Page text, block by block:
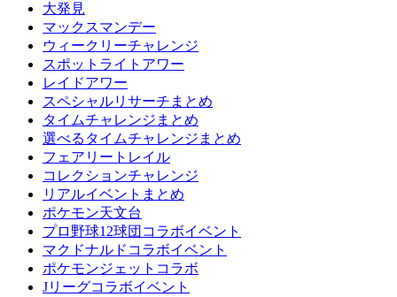
大発見
マックスマンデー
ウィークリーチャレンジ
スポットライトアワー
レイドアワー
スペシャルリサーチまとめ
タイムチャレンジまとめ
選べるタイムチャレンジまとめ
フェアリートレイル
コレクションチャレンジ
リアルイベントまとめ
ポケモン天文台
プロ野球12球団コラボイベント
マクドナルドコラボイベント
ポケモンジェットコラボ
Jリーグコラボイベント